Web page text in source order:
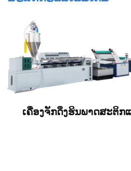
ເຄື່ອງຈັກດຶງຮິນພາດສະຕິກ